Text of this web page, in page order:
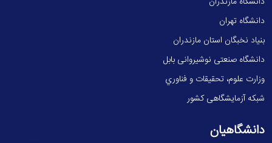
دانشگاه تهران
بنیاد نخبگان استان مازندران
دانشگاه صنعتی نوشیروانی بابل
وزارت علوم، تحقيقات و فناوري
شبکه آزمایشگاهی کشور
دانشگاهیان